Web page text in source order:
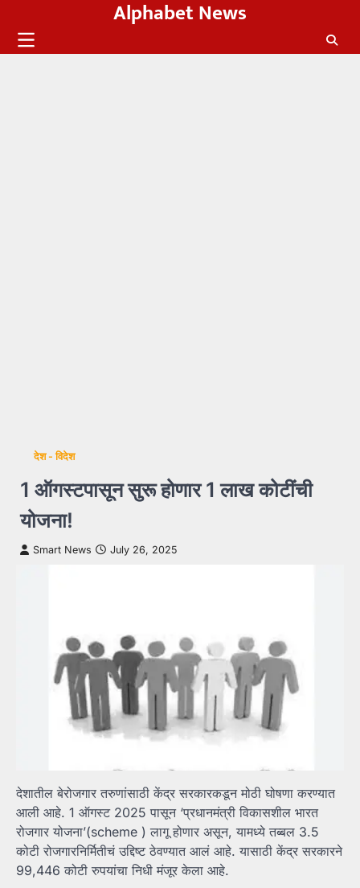
content
Alphabet News
देश - विदेश
1 ऑगस्टपासून सुरू होणार 1 लाख कोटींची
योजना!
Smart News July 26, 2025
देशातील बेरोजगार तरुणांसाठी केंद्र सरकारकडून मोठी घोषणा करण्यात
आली आहे. 1 ऑगस्ट 2025 पासून ‘प्रधानमंत्री विकासशील भारत
रोजगार योजना’(scheme ) लागू होणार असून, यामध्ये तब्बल 3.5
कोटी रोजगारनिर्मितीचं उद्दिष्ट ठेवण्यात आलं आहे. यासाठी केंद्र सरकारने
99,446 कोटी रुपयांचा निधी मंजूर केला आहे.